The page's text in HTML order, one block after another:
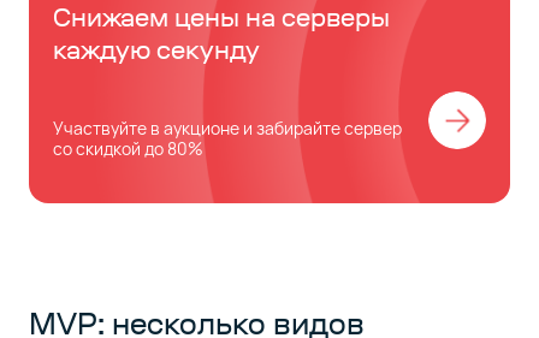
Снижаем цены на серверы
каждую секунду
Участвуйте в аукционе и забирайте сервер
со скидкой до 80%
MVP: несколько видов